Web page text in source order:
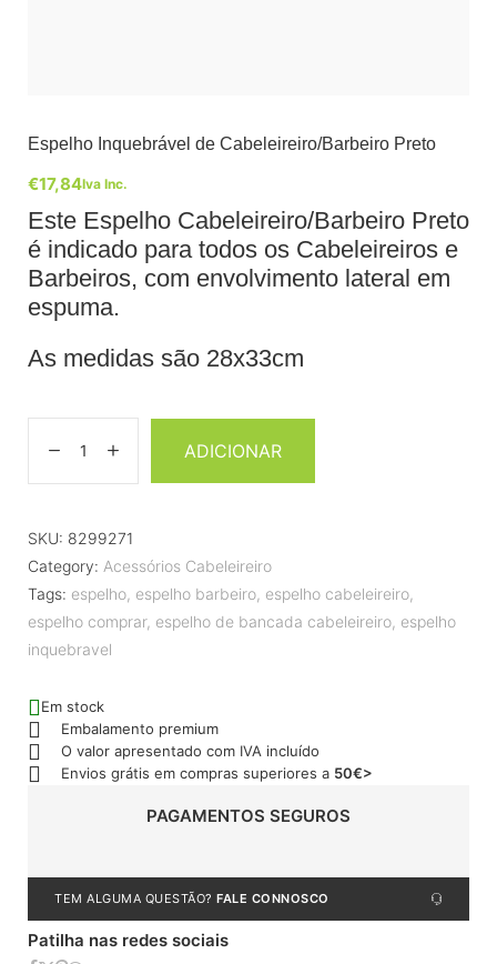
Espelho Inquebrável de Cabeleireiro/Barbeiro Preto
€17,84Iva Inc.
Este Espelho Cabeleireiro/Barbeiro Preto
é indicado para todos os Cabeleireiros e
Barbeiros, com envolvimento lateral em
espuma.
As medidas são 28x33cm
ADICIONAR
SKU: 8299271
Category: Acessórios Cabeleireiro
Tags: espelho, espelho barbeiro, espelho cabeleireiro,
espelho comprar, espelho de bancada cabeleireiro, espelho
inquebravel
Em stock
Embalamento premium
O valor apresentado com IVA incluído
Envios grátis em compras superiores a 50€>
PAGAMENTOS SEGUROS
TEM ALGUMA QUESTÃO? FALE CONNOSCO
Patilha nas redes sociais